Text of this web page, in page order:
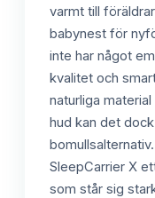
varmt till
babynest för
inte har något
kvalitet och
naturliga
hud kan det
SleepCarrier X
som står sig